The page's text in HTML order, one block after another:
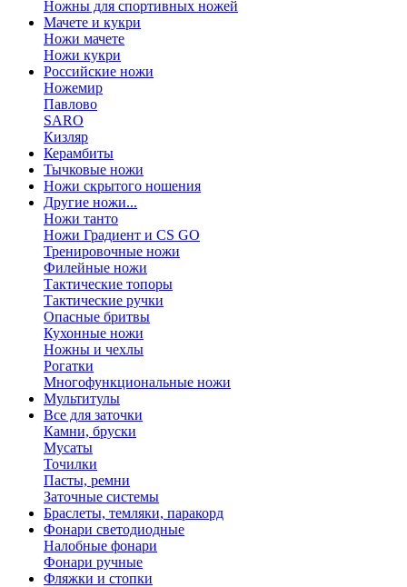
Ножны для спортивных ножей
Мачете и кукри
Ножи мачете
Ножи кукри
Российские ножи
Ножемир
Павлово
SARO
Кизляр
Керамбиты
Тычковые ножи
Ножи скрытого ношения
Другие ножи...
Ножи танто
Ножи Градиент и CS GO
Тренировочные ножи
Филейные ножи
Тактические топоры
Тактические ручки
Опасные бритвы
Кухонные ножи
Ножны и чехлы
Рогатки
Многофункциональные ножи
Мультитулы
Все для заточки
Камни, бруски
Мусаты
Точилки
Пасты, ремни
Заточные системы
Браслеты, темляки, паракорд
Фонари светодиодные
Налобные фонари
Фонари ручные
Фляжки и стопки